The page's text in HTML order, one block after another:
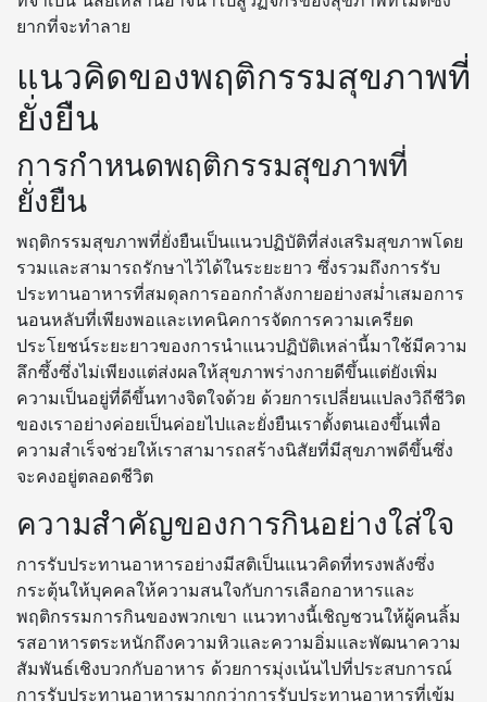
ยากที่จะทำลาย
แนวคิดของพฤติกรรมสุขภาพที่
ยั่งยืน
การกำหนดพฤติกรรมสุขภาพที่
ยั่งยืน
พฤติกรรมสุขภาพที่ยั่งยืนเป็นแนวปฏิบัติที่ส่งเสริมสุขภาพโดย
รวมและสามารถรักษาไว้ได้ในระยะยาว ซึ่งรวมถึงการรับ
ประทานอาหารที่สมดุลการออกกำลังกายอย่างสม่ำเสมอการ
นอนหลับที่เพียงพอและเทคนิคการจัดการความเครียด
ประโยชน์ระยะยาวของการนำแนวปฏิบัติเหล่านี้มาใช้มีความ
ลึกซึ้งซึ่งไม่เพียงแต่ส่งผลให้สุขภาพร่างกายดีขึ้นแต่ยังเพิ่ม
ความเป็นอยู่ที่ดีขึ้นทางจิตใจด้วย ด้วยการเปลี่ยนแปลงวิถีชีวิต
ของเราอย่างค่อยเป็นค่อยไปและยั่งยืนเราตั้งตนเองขึ้นเพื่อ
ความสำเร็จช่วยให้เราสามารถสร้างนิสัยที่มีสุขภาพดีขึ้นซึ่ง
จะคงอยู่ตลอดชีวิต
ความสำคัญของการกินอย่างใส่ใจ
การรับประทานอาหารอย่างมีสติเป็นแนวคิดที่ทรงพลังซึ่ง
กระตุ้นให้บุคคลให้ความสนใจกับการเลือกอาหารและ
พฤติกรรมการกินของพวกเขา แนวทางนี้เชิญชวนให้ผู้คนลิ้ม
รสอาหารตระหนักถึงความหิวและความอิ่มและพัฒนาความ
สัมพันธ์เชิงบวกกับอาหาร ด้วยการมุ่งเน้นไปที่ประสบการณ์
การรับประทานอาหารมากกว่าการรับประทานอาหารที่เข้ม